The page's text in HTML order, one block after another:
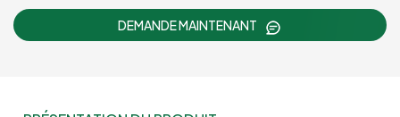
DEMANDE MAINTENANT